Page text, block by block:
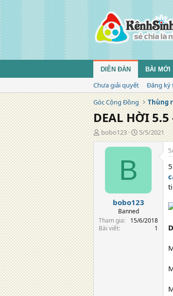
DIỄN ĐÀN BÀI MỚI
Chưa giải quyết
Đăng ký
Góc Cộng Đồng
Thùng
DEAL HỜI
T
á
bobo123
N
g
à
g
5/5/2021
B
bobo123
Banned
Tham gia
15/6/2018
Bài viết
1